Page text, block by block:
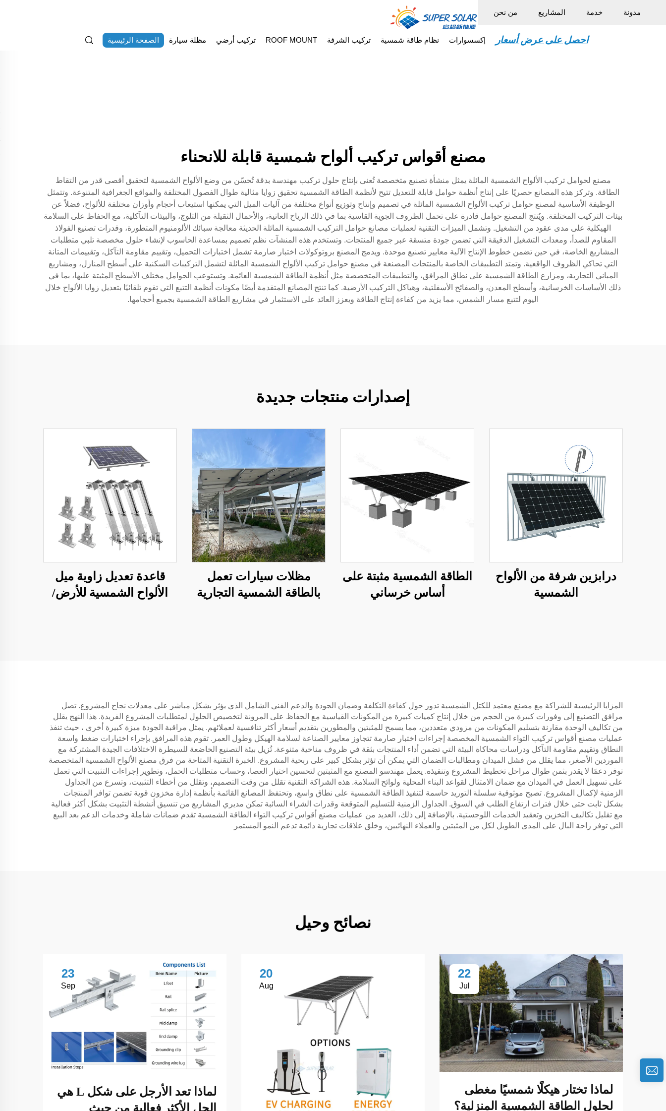
من نحن المشاريع خدمة مدونة
الصفحة الرئيسية مظلة سيارة تركيب أرضي ROOF MOUNT تركيب الشرفة نظام طاقة شمسية إكسسوارات احصل على عرض أسعار
مصنع أقواس تركيب ألواح شمسية قابلة للانحناء
مصنع لحوامل تركيب الألواح الشمسية المائلة يمثل منشأة تصنيع متخصصة تُعنى بإنتاج حلول تركيب مهندسة بدقة تُحسّن من وضع الألواح الشمسية لتحقيق أقصى قدر من التقاط
الطاقة. وتركز هذه المصانع حصريًا على إنتاج أنظمة حوامل قابلة للتعديل تتيح لأنظمة الطاقة الشمسية تحقيق زوايا مثالية طوال الفصول المختلفة والمواقع الجغرافية المتنوعة. وتتمثل
الوظيفة الأساسية لمصنع حوامل تركيب الألواح الشمسية المائلة في تصميم وإنتاج وتوزيع أنواع مختلفة من آليات الميل التي يمكنها استيعاب أحجام وأوزان مختلفة للألواح، فضلاً عن
بيئات التركيب المختلفة. ويُنتج المصنع حوامل قادرة على تحمل الظروف الجوية القاسية بما في ذلك الرياح العاتية، والأحمال الثقيلة من الثلوج، والبيئات التآكلية، مع الحفاظ على السلامة
الهيكلية على مدى عقود من التشغيل. وتشمل الميزات التقنية لعمليات مصانع حوامل التركيب الشمسية المائلة الحديثة معالجة سبائك الألومنيوم المتطورة، وقدرات تصنيع الفولاذ
المقاوم للصدأ، ومعدات التشغيل الدقيقة التي تضمن جودة متسقة عبر جميع المنتجات. وتستخدم هذه المنشآت نظم تصميم بمساعدة الحاسوب لإنشاء حلول مخصصة تلبي متطلبات
المشاريع الخاصة، في حين تضمن خطوط الإنتاج الآلية معايير تصنيع موحدة. ويدمج المصنع بروتوكولات اختبار صارمة تشمل اختبارات التحميل، وتقييم مقاومة التآكل، وتقييمات المتانة
التي تحاكي الظروف الواقعية. وتمتد التطبيقات الخاصة بالمنتجات المصنعة في مصنع حوامل تركيب الألواح الشمسية المائلة لتشمل التركيبات السكنية على أسطح المنازل، ومشاريع
المباني التجارية، ومزارع الطاقة الشمسية على نطاق المرافق، والتطبيقات المتخصصة مثل أنظمة الطاقة الشمسية العائمة. وتستوعب الحوامل مختلف الأسطح المثبتة عليها، بما في
ذلك الأساسات الخرسانية، وأسطح المعدن، والصفائح الأسفلتية، وهياكل التركيب الأرضية. كما تنتج المصانع المتقدمة أيضًا مكونات أنظمة التتبع التي تقوم تلقائيًا بتعديل زوايا الألواح خلال
اليوم لتتبع مسار الشمس، مما يزيد من كفاءة إنتاج الطاقة ويعزز العائد على الاستثمار في مشاريع الطاقة الشمسية بجميع أحجامها.
إصدارات منتجات جديدة
درابزين شرفة من الألواح
الشمسية
الطاقة الشمسية مثبتة على
أساس خرساني
مظلات سيارات تعمل
بالطاقة الشمسية التجارية
قاعدة تعديل زاوية ميل
الألواح الشمسية للأرض/
المزايا الرئيسية للشراكة مع مصنع معتمد للكتل الشمسية تدور حول كفاءة التكلفة وضمان الجودة والدعم الفني الشامل الذي يؤثر بشكل مباشر على معدلات نجاح المشروع. تصل
مرافق التصنيع إلى وفورات كبيرة من الحجم من خلال إنتاج كميات كبيرة من المكونات القياسية مع الحفاظ على المرونة لتخصيص الحلول لمتطلبات المشروع الفريدة. هذا النهج يقلل
من تكاليف الوحدة مقارنة بتسليم المكونات من مزودي متعددين، مما يسمح للمثبتين والمطورين بتقديم أسعار أكثر تنافسية لعملائهم. يمثل مراقبة الجودة ميزة كبيرة أخرى ، حيث تنفذ
عمليات مصنع أقواس تركيب التواء الشمسية المخصصة إجراءات اختبار صارمة تتجاوز معايير الصناعة لسلامة الهيكل وطول العمر. تقوم هذه المرافق بإجراء اختبارات ضغط واسعة
النطاق وتقييم مقاومة التآكل ودراسات محاكاة البيئة التي تضمن أداء المنتجات بثقة في ظروف مناخية متنوعة. تُزيل بيئة التصنيع الخاضعة للسيطرة الاختلافات الجيدة المشتركة مع
الموردين الأصغر، مما يقلل من فشل الميدان ومطالبات الضمان التي يمكن أن تؤثر بشكل كبير على ربحية المشروع. الخبرة التقنية المتاحة من فرق مصنع الألواح الشمسية المتخصصة
توفر دعمًا لا يقدر بثمن طوال مراحل تخطيط المشروع وتنفيذه. يعمل مهندسو المصنع مع المثبتين لتحسين اختيار العصا، وحساب متطلبات الحمل، وتطوير إجراءات التثبيت التي تعمل
على تسهيل العمل في الميدان مع ضمان الامتثال لقواعد البناء المحلية ولوائح السلامة. هذه الشراكة التقنية تقلل من وقت التصميم، وتقلل من أخطاء التثبيت، وتسرع من الجداول
الزمنية لإكمال المشروع. تصبح موثوقية سلسلة التوريد حاسمة لتنفيذ الطاقة الشمسية على نطاق واسع، وتحتفظ المصانع القائمة بأنظمة إدارة مخزون قوية تضمن توافر المنتجات
بشكل ثابت حتى خلال فترات ارتفاع الطلب في السوق. الجداول الزمنية للتسليم المتوقعة وقدرات الشراء السائبة تمكن مديري المشاريع من تنسيق أنشطة التثبيت بشكل أكثر فعالية
مع تقليل تكاليف التخزين وتعقيد الخدمات اللوجستية. بالإضافة إلى ذلك، العديد من عمليات مصنع أقواس تركيب التواء الطاقة الشمسية تقدم ضمانات شاملة وخدمات الدعم بعد البيع
التي توفر راحة البال على المدى الطويل لكل من المثبتين والعملاء النهائيين، وخلق علاقات تجارية دائمة تدعم النمو المستمر
نصائح وحيل
22
Jul
لماذا تختار هيكلًا شمسيًا مغطى
لحلول الطاقة الشمسية المنزلية؟
20
Aug
23
Sep
لماذا تعد الأرجل على شكل L هي
الحل الأكثر فعالية من حيث